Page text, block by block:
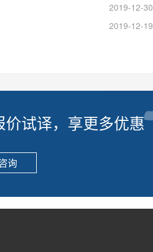
2019-12-30
2019-12-19
试译，享更多优惠
询